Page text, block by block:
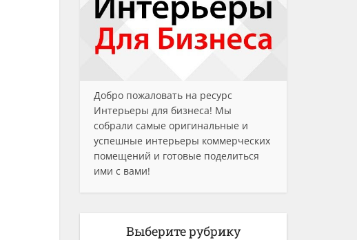
Добро пожаловать на ресурс
Интерьеры для бизнеса! Мы
собрали самые оригинальные и
успешные интерьеры коммерческих
помещений и готовые поделиться
ими с вами!
Выберите рубрику